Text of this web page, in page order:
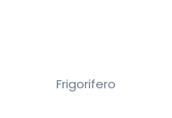
Frigorifero